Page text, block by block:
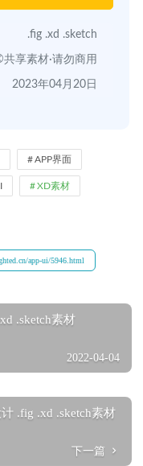
.fig .xd .sketch
享素材·请勿商用
2023年04月20日
APP界面
XD素材
app-ui/5946.html
.sketch素材
2022-04-04
.fig .xd .sketch素材
下一篇